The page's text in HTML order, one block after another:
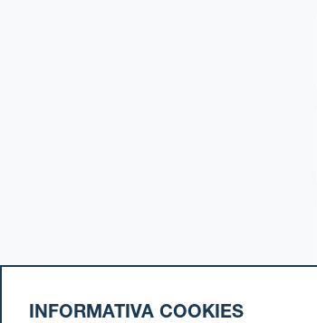
INFORMATIVA COOKIES